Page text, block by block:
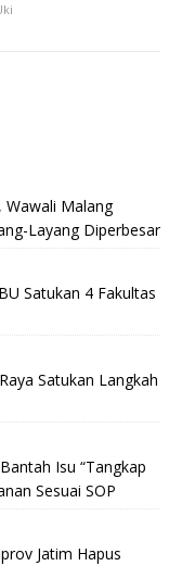
Wawali Malang
Layang Diperbesar
Satukan 4 Fakultas
Satukan Langkah
Isu “Tangkap
Sesuai SOP
Jatim Hapus